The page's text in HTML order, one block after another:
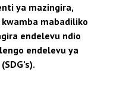
ya mazingira,
mabadiliko
endelevu ndio
endelevu ya